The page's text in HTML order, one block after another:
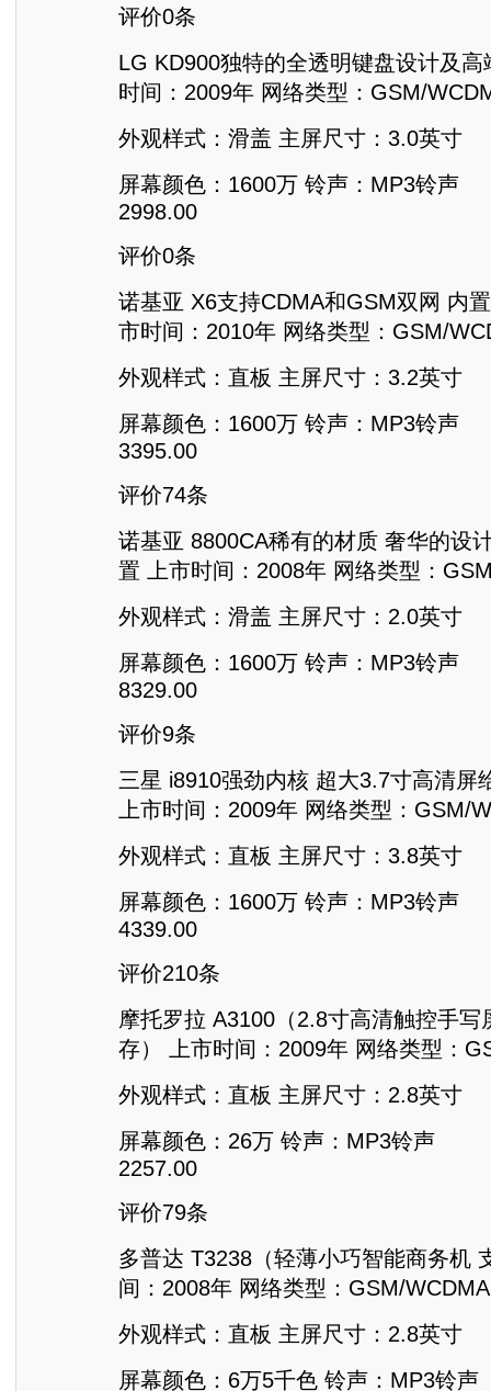
评价0条
LG KD900独特的全透明键盘设计及
时间：2009年 网络类型：GSM/
外观样式：滑盖 主屏尺寸：3.0英寸
屏幕颜色：1600万 铃声：MP3铃声
2998.00
评价0条
诺基亚 X6支持CDMA和GSM双网 内
市时间：2010年 网络类型：GSM/
外观样式：直板 主屏尺寸：3.2英寸
屏幕颜色：1600万 铃声：MP3铃声
3395.00
评价74条
诺基亚 8800CA稀有的材质 奢华的设
置 上市时间：2008年 网络类型：
外观样式：滑盖 主屏尺寸：2.0英寸
屏幕颜色：1600万 铃声：MP3铃声
8329.00
评价9条
三星 i8910强劲内核 超大3.7寸高清屏
上市时间：2009年 网络类型：GSM/
外观样式：直板 主屏尺寸：3.8英寸
屏幕颜色：1600万 铃声：MP3铃声
4339.00
评价210条
摩托罗拉 A3100（2.8寸高清触控手写
存） 上市时间：2009年 网络类型：
外观样式：直板 主屏尺寸：2.8英寸
屏幕颜色：26万 铃声：MP3铃声
2257.00
评价79条
多普达 T3238（轻薄小巧智能商务机
间：2008年 网络类型：GSM/
外观样式：直板 主屏尺寸：2.8英寸
屏幕颜色：6万5千色 铃声：MP3铃声